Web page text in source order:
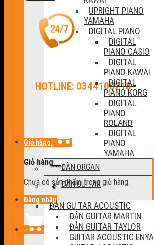
HOTLINE: 0344100218
Giỏ hàng
Giỏ hàng
Chưa có sản phẩm trong giỏ hàng.
Đăng nhập
UPRIGHT PIANO
YAMAHA
DIGITAL PIANO
DIGITAL
PIANO CASIO
DIGITAL
PIANO KAWAI
DIGITAL
PIANO KORG
DIGITAL
PIANO
ROLAND
DIGITAL
PIANO
YAMAHA
ĐÀN ORGAN
ĐÀN GUITAR
ĐÀN GUITAR ACOUSTIC
ĐÀN GUITAR MARTIN
ĐÀN GUITAR TAYLOR
GUITAR ACOUSTIC ENYA